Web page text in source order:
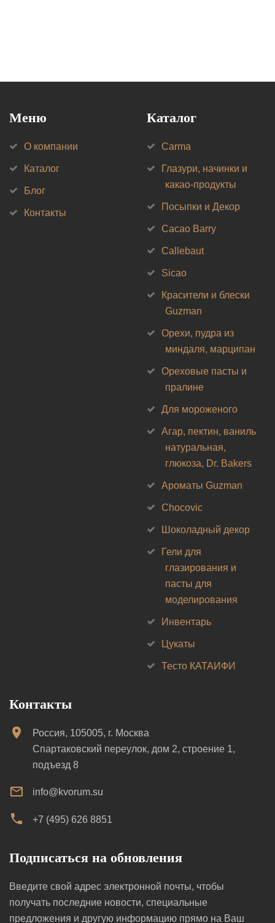
Меню
О компании
Каталог
Блог
Контакты
Каталог
Carma
Глазури, начинки и
какао-продукты
Посыпки и Декор
Cacao Barry
Callebaut
Sicao
Красители и блески
Guzman
Орехи, пудра из
миндаля, марципан
Ореховые пасты и
пралине
Для мороженого
Агар, пектин, ваниль
натуральная,
глюкоза, Dr. Bakers
Ароматы Guzman
Chocovic
Шоколадный декор
Гели для
глазирования и
пасты для
моделирования
Инвентарь
Цукаты
Тесто КАТАИФИ
Контакты
Россия, 105005, г. Москва
Спартаковский переулок, дом 2, строение 1,
подъезд 8
info@kvorum.su
+7 (495) 626 8851
Подписаться на обновления
Введите свой адрес электронной почты, чтобы
получать последние новости, специальные
предложения и другую информацию прямо на Ваш